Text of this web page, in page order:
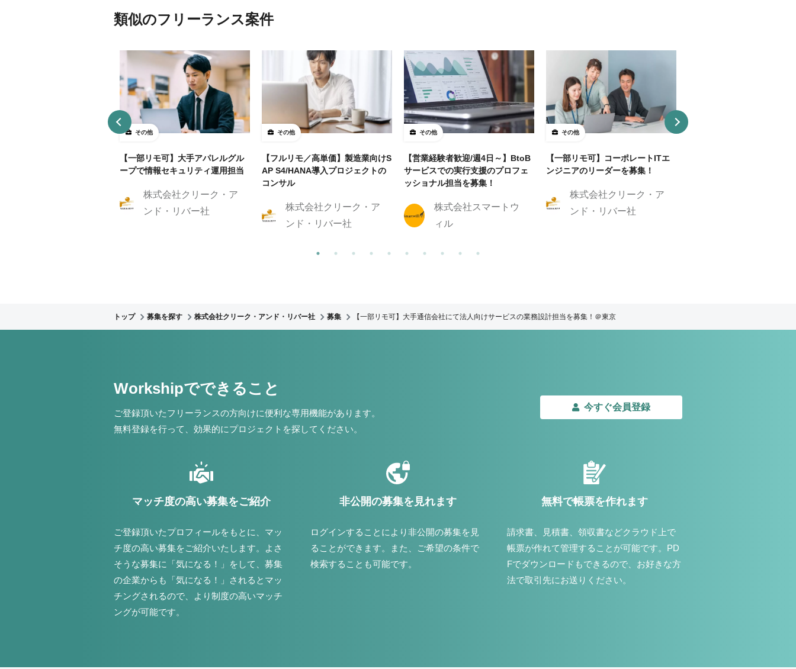
類似のフリーランス案件
その他
【一部リモ可】大手アパレルグル
ープで情報セキュリティ運用担当
株式会社クリーク・ア
ンド・リバー社
その他
【フルリモ／高単価】製造業向けS
AP S4/HANA導入プロジェクトの
コンサル
株式会社クリーク・ア
ンド・リバー社
その他
【営業経験者歓迎/週4日～】BtoB
サービスでの実行支援のプロフェ
ッショナル担当を募集！
株式会社スマートウ
ィル
その他
【一部リモ可】コーポレートITエ
ンジニアのリーダーを募集！
株式会社クリーク・ア
ンド・リバー社
トップ 募集を探す 株式会社クリーク・アンド・リバー社 募集 【一部リモ可】大手通信会社にて法人向けサービスの業務設計担当を募集！＠東京
Workshipでできること
ご登録頂いたフリーランスの方向けに便利な専用機能があります。
無料登録を行って、効果的にプロジェクトを探してください。
今すぐ会員登録
マッチ度の高い募集をご紹介
ご登録頂いたプロフィールをもとに、マッ
チ度の高い募集をご紹介いたします。よさ
そうな募集に「気になる！」をして、募集
の企業からも「気になる！」されるとマッ
チングされるので、より制度の高いマッチ
ングが可能です。
非公開の募集を見れます
ログインすることにより非公開の募集を見
ることができます。また、ご希望の条件で
検索することも可能です。
無料で帳票を作れます
請求書、見積書、領収書などクラウド上で
帳票が作れて管理することが可能です。PD
Fでダウンロードもできるので、お好きな方
法で取引先にお送りください。